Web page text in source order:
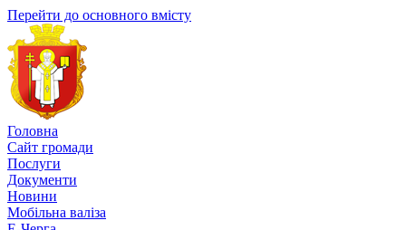
Перейти до основного вмісту
Головна
Сайт громади
Послуги
Документи
Новини
Мобільна валіза